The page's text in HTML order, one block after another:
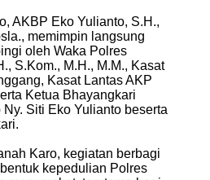
AKBP Eko Yulianto, S.H.,
memimpin langsung
oleh Waka Polres
S.Kom., M.H., M.M., Kasat
Kasat Lantas AKP
Ketua Bhayangkari
Siti Eko Yulianto beserta
Karo, kegiatan berbagi
kepedulian Polres